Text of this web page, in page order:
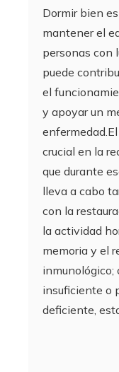
Dormir bien
mantener el
personas con
puede
el
y apoyar un
crucial en la
que durante
lleva a cabo
con la
la actividad
memoria y el
inmunológico;
insuficiente o
deficiente,